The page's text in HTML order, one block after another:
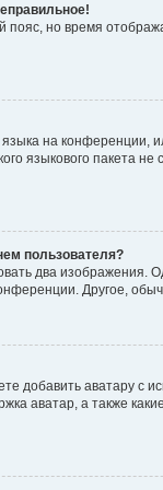
пояс, но время
на конференции,
языкового пакета
пользователя?
два изображения.
Другое,
добавить аватару с
аватар, а также